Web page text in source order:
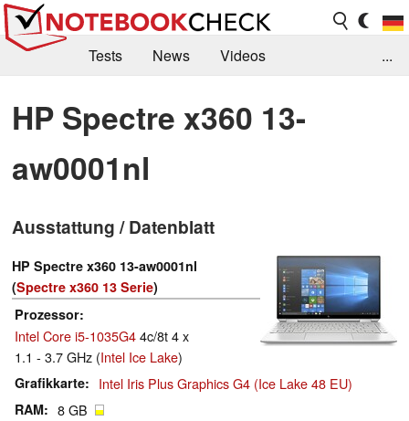
Tests News
Videos
Kaufberatung
Deals Suche
Jobs
Forum
...
HP Spectre x360 13-
aw0001nl
Ausstattung / Datenblatt
HP Spectre x360 13-aw0001nl
(Spectre x360 13 Serie)
Prozessor
Intel Core i5-1035G44c/8t 4 x
1.1 - 3.7 GHz (Intel Ice Lake)
Grafikkarte Intel Iris Plus Graphics G4 (Ice Lake 48 EU)
RAM 8 GB